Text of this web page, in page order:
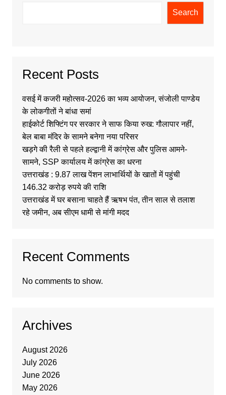
Search
Recent Posts
वसई में कजरी महोत्सव-2026 का भव्य आयोजन, संजोली पाण्डेय
के लोकगीतों ने बांधा समां
हाईकोर्ट शिफ्टिंग पर सरकार ने साफ किया रुख: गौलापार नहीं,
बेल बाबा मंदिर के सामने बनेगा नया परिसर
खड़गे की रैली से पहले हल्द्वानी में कांग्रेस और पुलिस आमने-
सामने, SSP कार्यालय में कांग्रेस का धरना
उत्तराखंड : 9.87 लाख पेंशन लाभार्थियों के खातों में पहुंची
146.32 करोड़ रुपये की राशि
उत्तराखंड में घर बसाना चाहते हैं ऋषभ पंत, तीन साल से तलाश
रहे जमीन, अब सीएम धामी से मांगी मदद
Recent Comments
No comments to show.
Archives
August 2026
July 2026
June 2026
May 2026